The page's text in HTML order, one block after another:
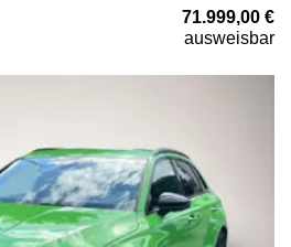
71.999,00 €
ausweisbar